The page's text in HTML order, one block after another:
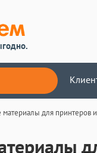
материалы для принтеров